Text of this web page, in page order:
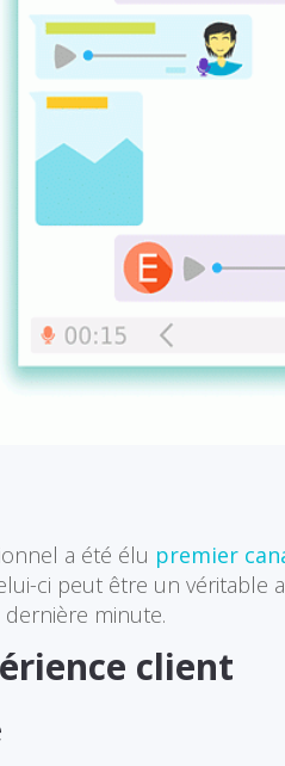
a été élu premier
ci peut être un
minute.
client